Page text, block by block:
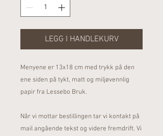
LEGG I HANDLEKURV
Menyene er 13x18 cm med trykk på den
ene siden på tykt, matt og miljøvennlig
papir fra Lessebo Bruk.
Når vi mottar bestillingen tar vi kontakt på
mail angående tekst og videre fremdrift. Vi